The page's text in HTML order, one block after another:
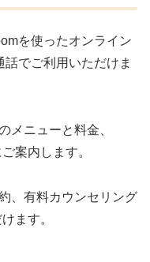
を使ったオンライン
でご利用いただけま
メニューと料金、
案内します。
、有料カウンセリング
ます。